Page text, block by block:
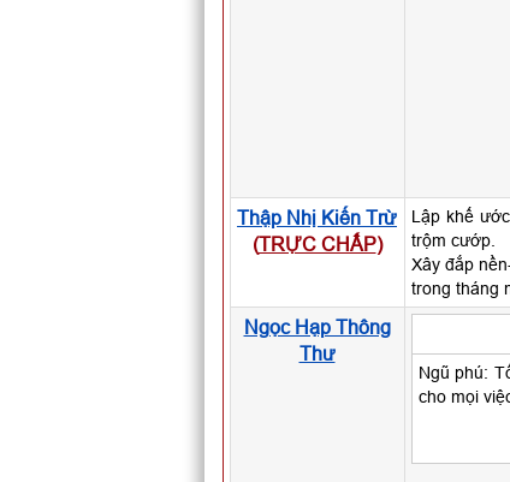
Thập Nhị Kiến Trừ
(TRỰC CHẤP)
Lập khế
trộm cướp.
Xây đắp
trong tháng
Ngọc Hạp Thông
Thư
Ngũ phú:
cho mọi